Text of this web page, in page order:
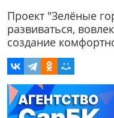
Проект "Зелёные
развиваться,
создание